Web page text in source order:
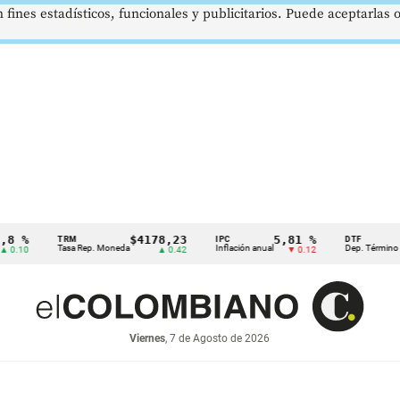
Tasa Rep. Moneda
$4178,23
▲ 0.42 Inflación anual
5,81 %
▼ 0.12 Dep. Término Fijo
Viernes, 7 de Agosto de 2026
estadísticos, funcionales y publicitarios. Puede aceptarlas